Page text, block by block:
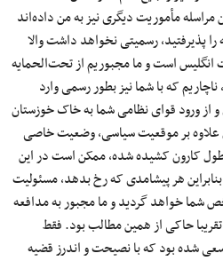
مراسله مأموریت دیگری نیز به من داده‌اند
را پذیرفتید، رسمیتی نخواهد داشت والا
است و ما مجبوریم از تحت‌الحمایه
که با شما نیز بطور رسمی وارد
از ورود قوای نظامی شما به خاک خوزستان
علاوه بر موقعیت سیاسی، وضعیت خاصی
کارون کشیده شده، ممکن است در این
هر پیشامدی که رخ بدهد، مسئولیت
شما خواهد گردید و ما مجبور به مدافعه
حاکی از همین مطالب بود. فقط
شده بود که با نصیحت و اندرز قضیه